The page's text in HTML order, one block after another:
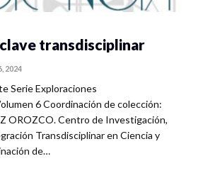
transdisciplinar
2024
Serie Exploraciones
6 Coordinación de colección:
OROZCO. Centro de Investigación,
Transdisciplinar en Ciencia y
de…